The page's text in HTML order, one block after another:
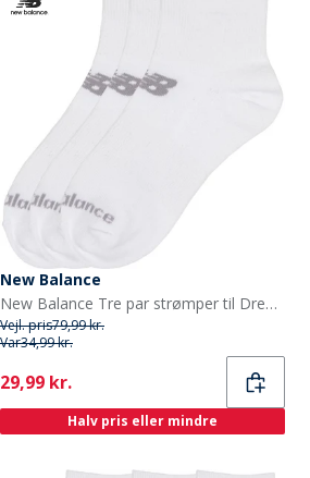
New Balance
New Balance Tre par strømper til Drenge i kvartlængde hvid
Vejl. pris79,99 kr.
Var34,99 kr.
Current
29,99 kr.
Halv pris eller mindre